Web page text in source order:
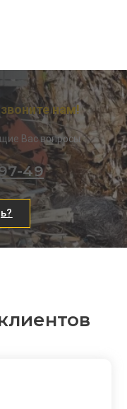
нам!
Вас вопросы
49